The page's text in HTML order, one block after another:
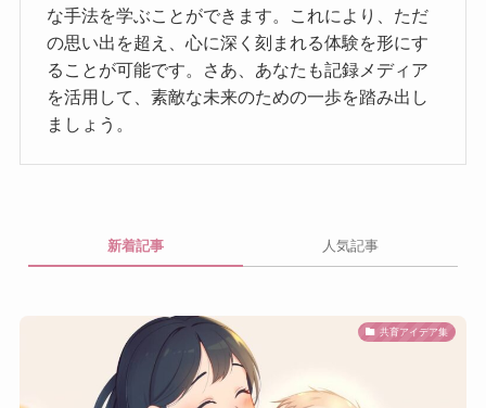
な手法を学ぶことができます。これにより、ただ
の思い出を超え、心に深く刻まれる体験を形にす
ることが可能です。さあ、あなたも記録メディア
を活用して、素敵な未来のための一歩を踏み出し
ましょう。
新着記事 人気記事
共育アイデア集